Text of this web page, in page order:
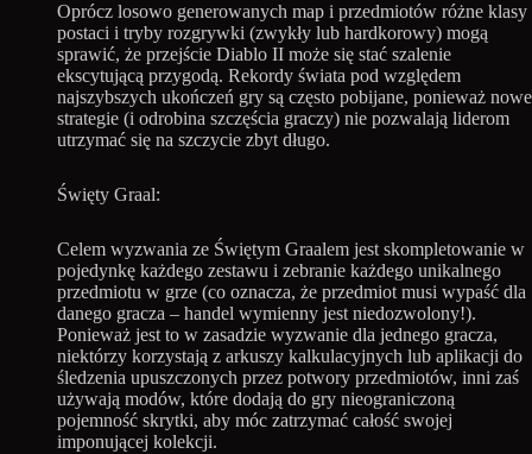
Oprócz losowo generowanych map i przedmiotów różne klasy
postaci i tryby rozgrywki (zwykły lub hardkorowy) mogą
sprawić, że przejście Diablo II może się stać szalenie
ekscytującą przygodą. Rekordy świata pod względem
najszybszych ukończeń gry są często pobijane, ponieważ nowe
strategie (i odrobina szczęścia graczy) nie pozwalają liderom
utrzymać się na szczycie zbyt długo.
Święty Graal:
Celem wyzwania ze Świętym Graalem jest skompletowanie w
pojedynkę każdego zestawu i zebranie każdego unikalnego
przedmiotu w grze (co oznacza, że przedmiot musi wypaść dla
danego gracza – handel wymienny jest niedozwolony!).
Ponieważ jest to w zasadzie wyzwanie dla jednego gracza,
niektórzy korzystają z arkuszy kalkulacyjnych lub aplikacji do
śledzenia upuszczonych przez potwory przedmiotów, inni zaś
używają modów, które dodają do gry nieograniczoną
pojemność skrytki, aby móc zatrzymać całość swojej
imponującej kolekcji.